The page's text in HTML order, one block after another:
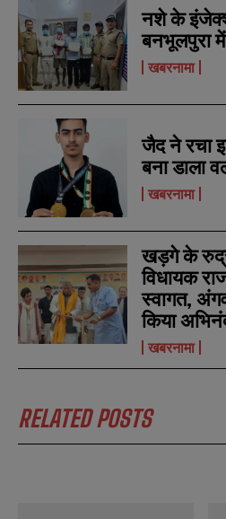
N
a
m
e
*
E
m
a
i
*
N
u
m
b
e
r
s
SUBMIT
N
a
m
e
*
E
m
a
i
*
N
u
m
b
e
r
s
SUBMIT
नशे के
बनभूलपुरा में
खबरनामा
जैद ने रचा
बना डाला
खबरनामा
खड़गे के
विधायक
स्वागत,
किया
खबरनामा
RELATED POSTS